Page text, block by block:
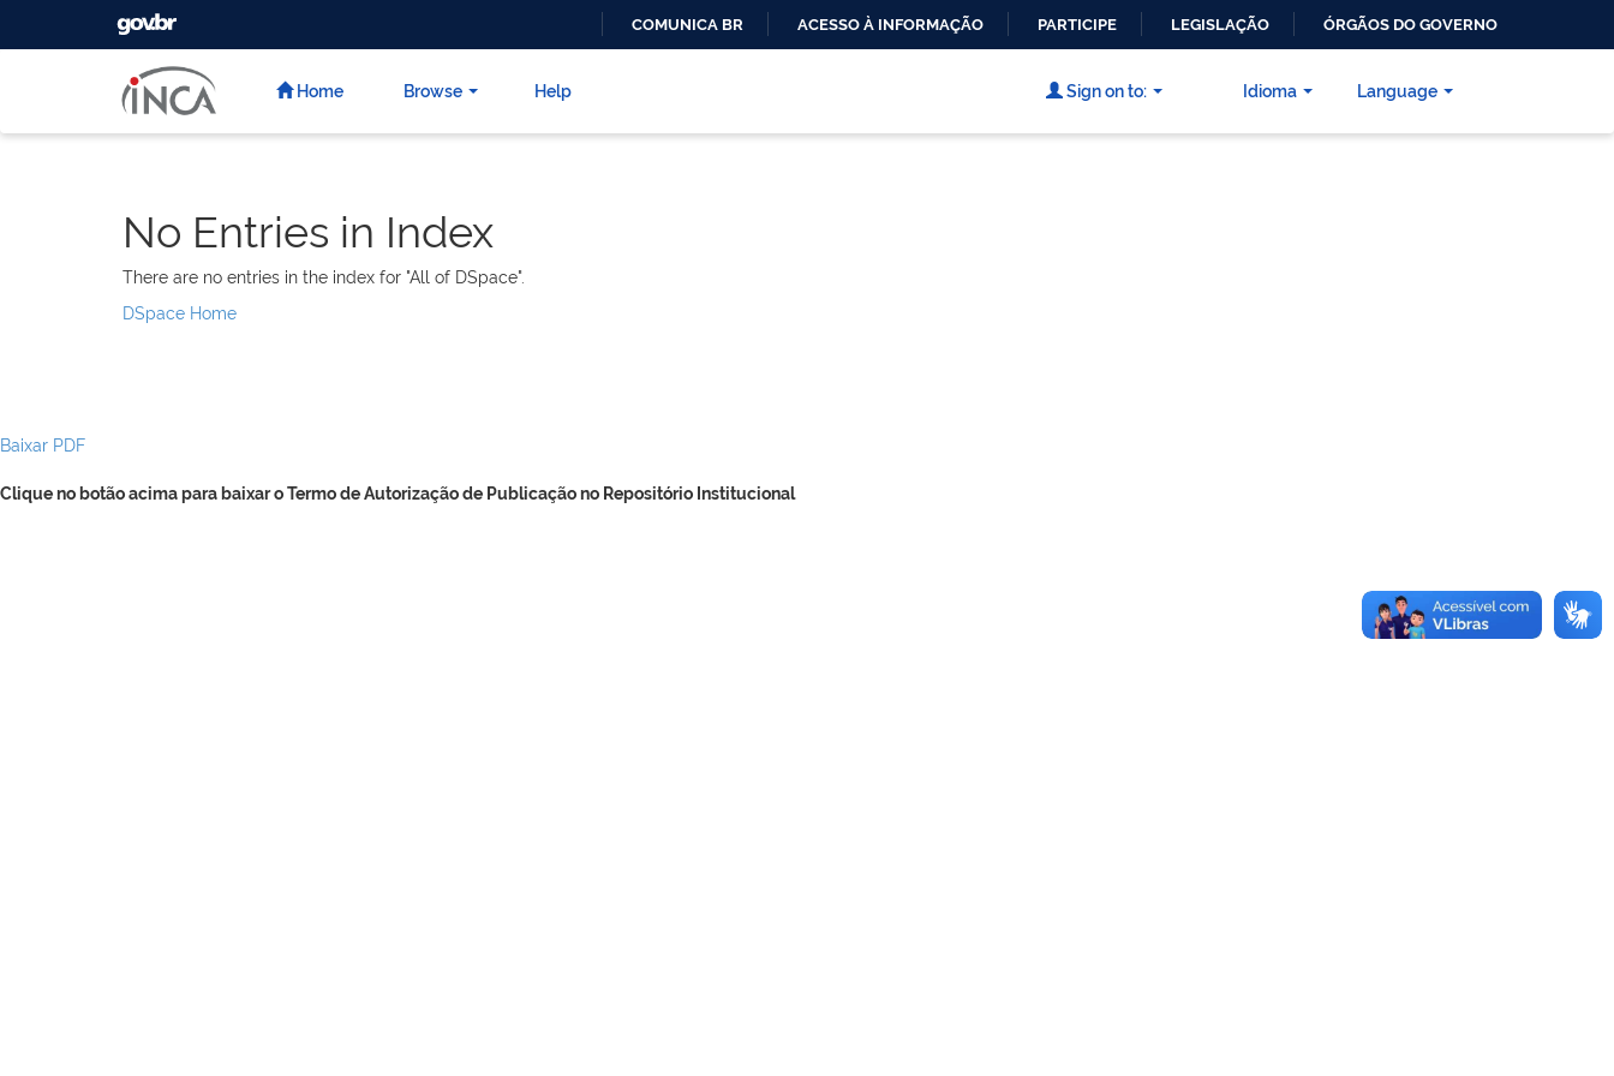
CONTEÚDO
GOVBR
COMUNICA BR ACESSO À INFORMAÇÃO PARTICIPE LEGISLAÇÃO ÓRGÃOS DO GOVERNO
Home Browse Help Language
Sign on to: Idioma
No Entries in Index
There are no entries in the index for "All of DSpace".
DSpace Home
Baixar PDF
Clique no botão acima para baixar o Termo de Autorização de Publicação no Repositório Institucional